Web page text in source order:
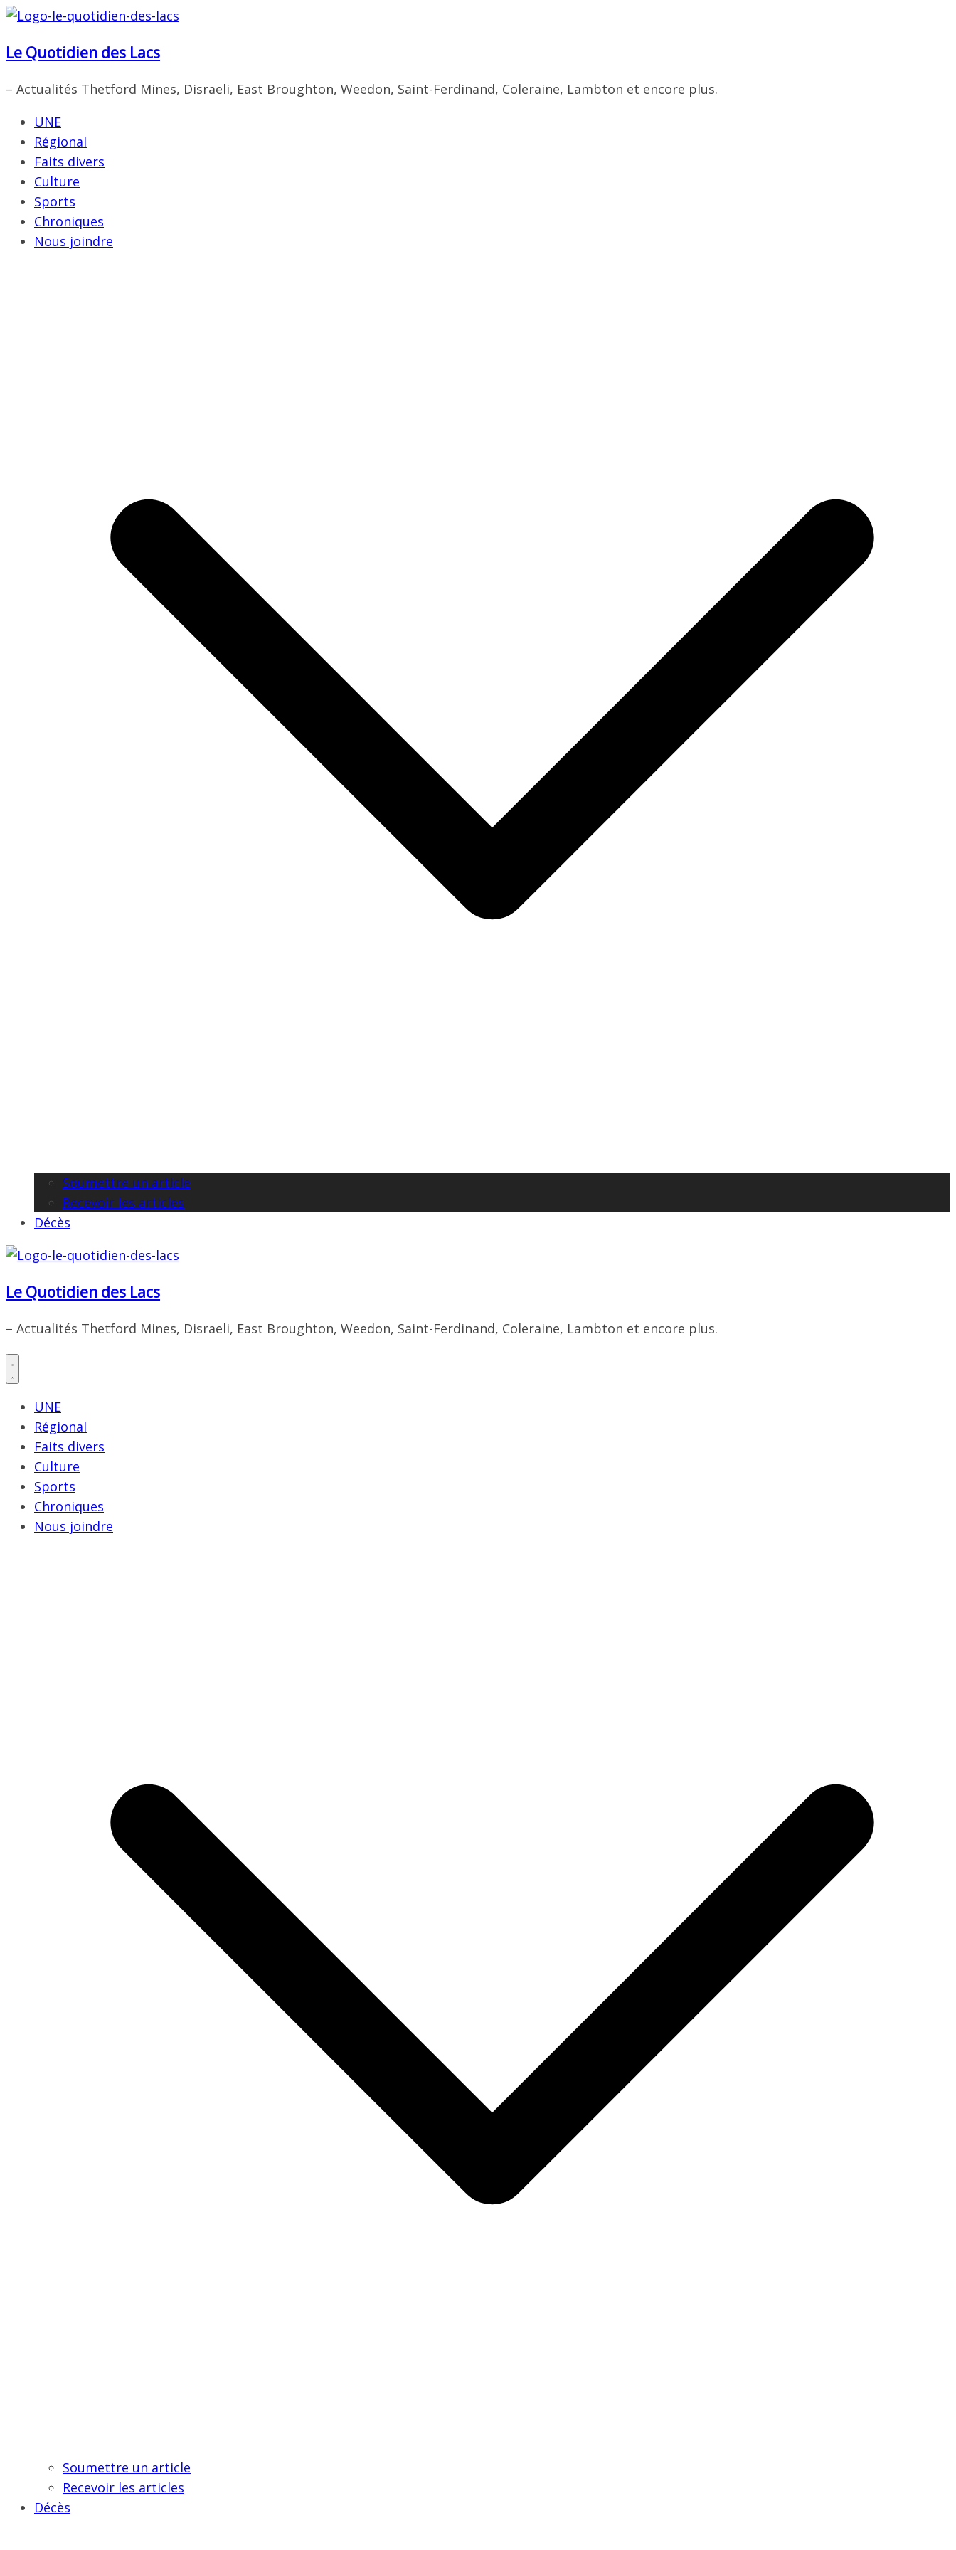
Passer
contenu
Le Quotidien des Lacs
– Actualités Thetford Mines, Disraeli, East Broughton, Weedon, Saint-Ferdinand, Coleraine, Lambton et encore plus.
UNE
Régional
Faits divers
Culture
Sports
Chroniques
Nous joindre
Soumettre un article
Recevoir les articles
Décès
Le Quotidien des Lacs
– Actualités Thetford Mines, Disraeli, East Broughton, Weedon, Saint-Ferdinand, Coleraine, Lambton et encore plus.
UNE
Régional
Faits divers
Culture
Sports
Chroniques
Nous joindre
Soumettre un article
Recevoir les articles
Décès